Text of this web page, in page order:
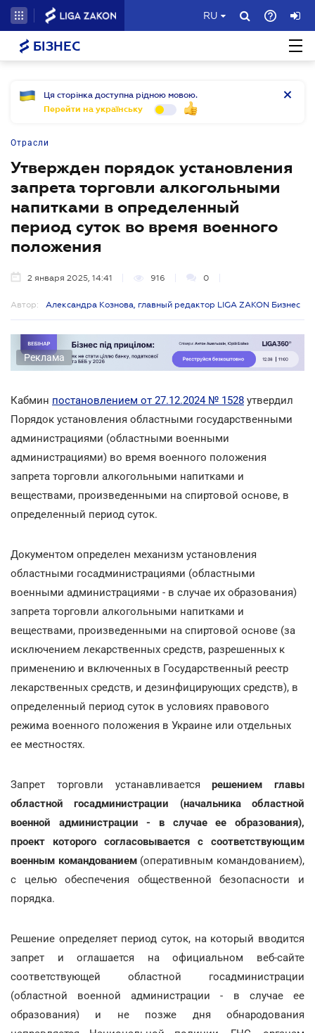
RU
БІЗНЕС
Ця сторінка доступна рідною мовою.
Перейти на українську
Отрасли
Утвержден порядок установления
запрета торговли алкогольными
напитками в определенный
период суток во время военного
положения
2 января 2025, 14:41 916 0
Автор: Александра Кознова, главный редактор LIGA ZAKON Бизнес
Реклама
Кабмин постановлением от 27.12.2024 № 1528 утвердил
Порядок установления областными государственными
администрациями (областными военными
администрациями) во время военного положения
запрета торговли алкогольными напитками и
веществами, произведенными на спиртовой основе, в
определенный период суток.
Документом определен механизм установления
областными госадминистрациями (областными
военными администрациями - в случае их образования)
запрета торговли алкогольными напитками и
веществами, произведенными на спиртовой основе (за
исключением лекарственных средств, разрешенных к
применению и включенных в Государственный реестр
лекарственных средств, и дезинфицирующих средств), в
определенный период суток в условиях правового
режима военного положения в Украине или отдельных
ее местностях.
Запрет торговли устанавливаетсярешением главы
областной госадминистрации (начальника областной
военной администрации - в случае ее образования),
проект которого согласовывается с соответствующим
военным командованием(оперативным командованием),
с целью обеспечения общественной безопасности и
порядка.
Решение определяет период суток, на который вводится
запрет и оглашается на официальном веб-сайте
соответствующей областной госадминистрации
(областной военной администрации - в случае ее
образования) и не позже дня обнародования